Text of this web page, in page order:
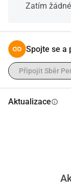
daleko
něčeho
Zatím
Spojte se a
Připojit Sběr
Aktualizaceinfo